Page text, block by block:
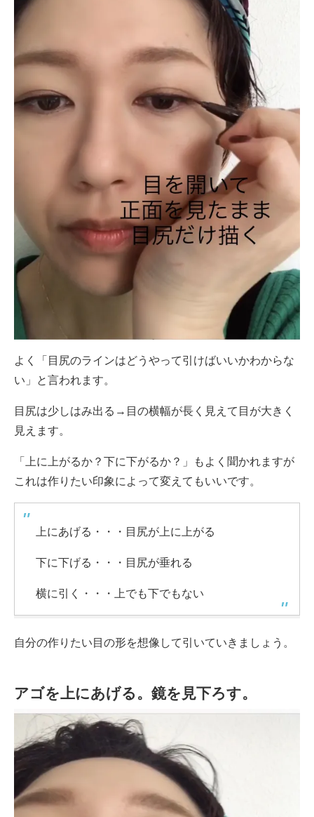
よく「目尻のラインはどうやって引けばいいかわからな
い」と言われます。
目尻は少しはみ出る→目の横幅が長く見えて目が大きく
見えます。
「上に上がるか？下に下がるか？」もよく聞かれますが
これは作りたい印象によって変えてもいいです。
上にあげる・・・目尻が上に上がる
下に下げる・・・目尻が垂れる
横に引く・・・上でも下でもない
自分の作りたい目の形を想像して引いていきましょう。
アゴを上にあげる。鏡を見下ろす。